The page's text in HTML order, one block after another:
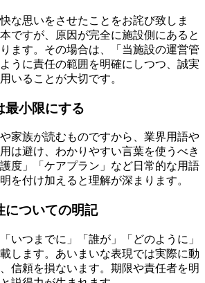
な思いをさせたことをお詫び致しま
ですが、原因が完全に施設側にあると
ます。その場合は、「当施設の運営管
うに責任の範囲を明確にしつつ、誠実
いることが大切です。
最小限にする
家族が読むものですから、業界用語や
は避け、わかりやすい言葉を使うべき
度」「ケアプラン」など日常的な用語
を付け加えると理解が深まります。
についての明記
いつまでに」「誰が」「どのように」
します。あいまいな表現では実際に動
信頼を損ないます。期限や責任者を明